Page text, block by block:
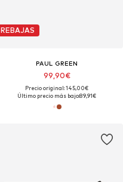
REBAJAS
PAUL GREEN
99,90€
Precio original: 145,00€
Último precio más bajo:89,91€